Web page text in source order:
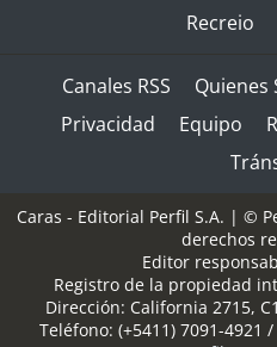
Recreio
Canales RSS Quienes
Privacidad
Equipo
Caras - Editorial Perfil S.A. | ©
derechos
Editor
Registro de la propiedad
Dirección: California 2715,
Teléfono: (+5411) 7091-4921 /